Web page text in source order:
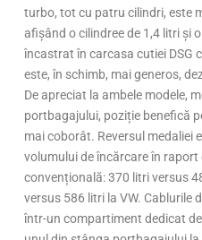
turbo, tot cu patru cilindri, este
afișând o cilindree de 1,4 litri și
încastrat în carcasa cutiei DSG
este, în schimb, mai generos,
De apreciat la ambele modele,
portbagajului, poziție benefică
mai coborât. Reversul medaliei
volumului de încărcare în
convențională: 370 litri versus
versus 586 litri la VW. Cablurile
într-un compartiment dedicat